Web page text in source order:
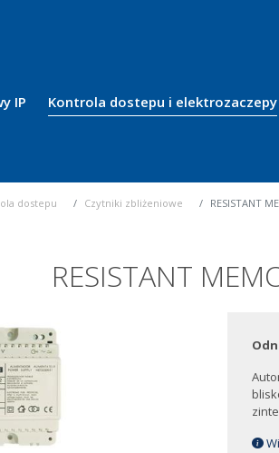
IP Kontrola dostepu i elektrozaczepy
dostepu Czytniki zbliżeniowe RESISTANT
RESISTANT